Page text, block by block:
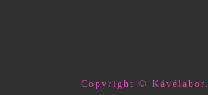
Copyright © Kávélabor.